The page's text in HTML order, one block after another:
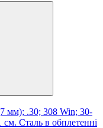
мм); .30; 308 Win; 30-
Сталь в обплетенні